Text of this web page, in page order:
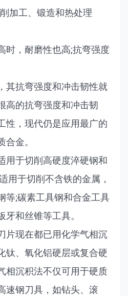
加工、锻造和热处理
，耐磨性也高;抗弯强度
抗弯强度和冲击韧性就
高的抗弯强度和冲击韧
性，现代仍是应用最广的
金。
于切削高硬度淬硬钢和
用于切削不含铁的金属，
等;碳素工具钢和合金工具
和丝锥等工具。
现在都已用化学气相沉
钛、氧化铝硬层或复合硬
相沉积法不仅可用于硬质
速钢刀具，如钻头、滚